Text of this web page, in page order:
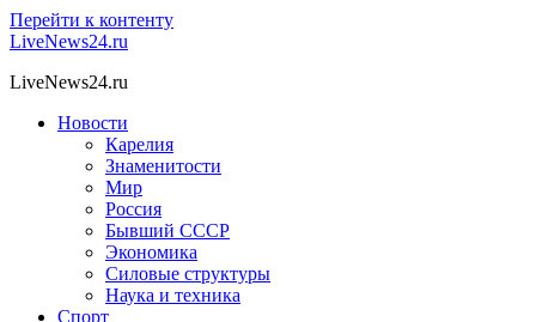
Перейти к контенту
LiveNews24.ru
LiveNews24.ru
Новости
Карелия
Знаменитости
Мир
Россия
Бывший СССР
Экономика
Силовые структуры
Наука и техника
Спорт